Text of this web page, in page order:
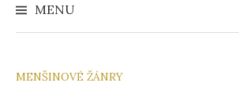
MENU
MENŠINOVÉ ŽÁNRY